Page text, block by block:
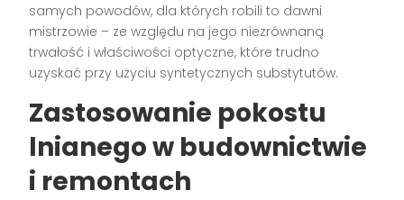
samych powodów, dla których robili to dawni
mistrzowie – ze względu na jego niezrównaną
trwałość i właściwości optyczne, które trudno
uzyskać przy użyciu syntetycznych substytutów.
Zastosowanie pokostu
lnianego w budownictwie
i remontach